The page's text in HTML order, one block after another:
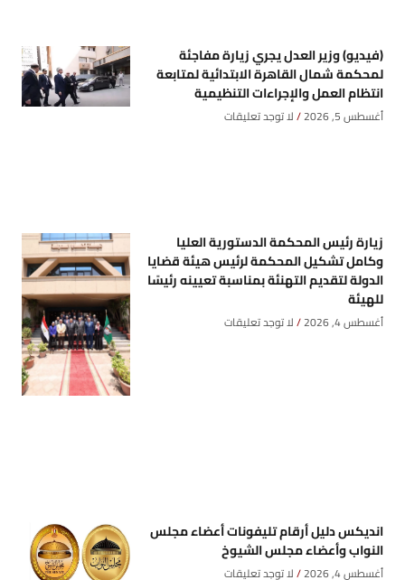
(فيديو) وزير العدل يجري زيارة مفاجئة
لمحكمة شمال القاهرة الابتدائية لمتابعة
انتظام العمل والإجراءات التنظيمية
أغسطس 5, 2026 لا توجد تعليقات
زيارة رئيس المحكمة الدستورية العليا
وكامل تشكيل المحكمة لرئيس هيئة قضايا
الدولة لتقديم التهنئة بمناسبة تعيينه رئيسًا
للهيئة
أغسطس 4, 2026 لا توجد تعليقات
انديكس دليل أرقام تليفونات أعضاء مجلس
النواب وأعضاء مجلس الشيوخ
أغسطس 4, 2026 لا توجد تعليقات